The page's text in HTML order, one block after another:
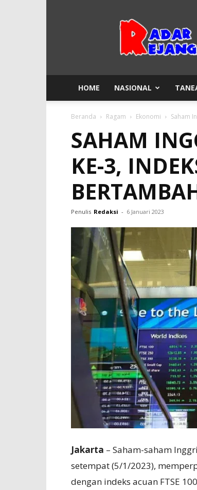
Rejang
HOME NASIONAL
Beranda Ragam Ekonomi Saham
SAHAM
KE-3,
Penulis Redaksi - 6 Januari 2023
Jakarta – Saham-saham
setempat (5/1/2023),
dengan indeks acuan FTSE